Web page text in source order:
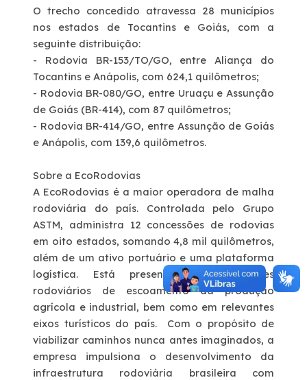
O trecho concedido atravessa 28 municípios
nos estados de Tocantins e Goiás, com a
seguinte distribuição:
- Rodovia BR-153/TO/GO, entre Aliança do
Tocantins e Anápolis, com 624,1 quilômetros;
- Rodovia BR-080/GO, entre Uruaçu e Assunção
de Goiás (BR-414), com 87 quilômetros;
- Rodovia BR-414/GO, entre Assunção de Goiás
e Anápolis, com 139,6 quilômetros.
Sobre a EcoRodovias
A EcoRodovias é a maior operadora de malha
rodoviária do país. Controlada pelo Grupo
ASTM, administra 12 concessões de rodovias
em oito estados, somando 4,8 mil quilômetros,
além de um ativo portuário e uma plataforma
logística. Está presente em corredores
rodoviários de escoamento da produção
agrícola e industrial, bem como em relevantes
eixos turísticos do país. Com o propósito de
viabilizar caminhos nunca antes imaginados, a
empresa impulsiona o desenvolvimento da
infraestrutura rodoviária brasileira com